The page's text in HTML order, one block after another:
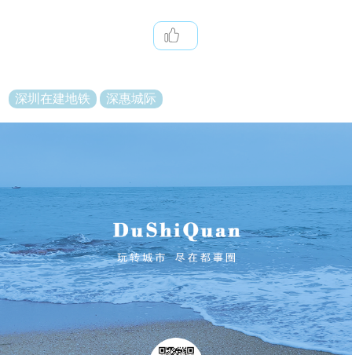
深圳在建地铁 深惠城际